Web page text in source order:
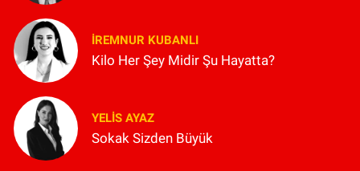
İREMNUR KUBANLI
Kilo Her Şey Midir Şu Hayatta?
YELIS AYAZ
Sokak Sizden Büyük